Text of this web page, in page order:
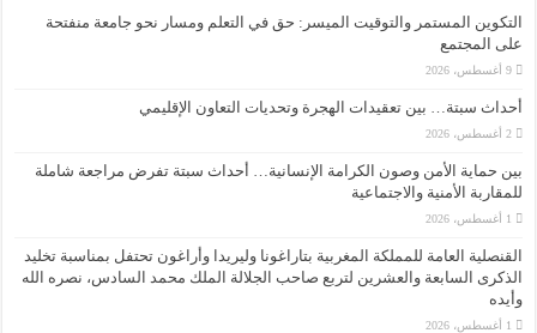
التكوين المستمر والتوقيت الميسر: حق في التعلم ومسار نحو جامعة منفتحة
على المجتمع
9 أغسطس، 2026
أحداث سبتة… بين تعقيدات الهجرة وتحديات التعاون الإقليمي
2 أغسطس، 2026
بين حماية الأمن وصون الكرامة الإنسانية… أحداث سبتة تفرض مراجعة شاملة
للمقاربة الأمنية والاجتماعية
1 أغسطس، 2026
القنصلية العامة للمملكة المغربية بتاراغونا وليريدا وأراغون تحتفل بمناسبة تخليد
الذكرى السابعة والعشرين لتربع صاحب الجلالة الملك محمد السادس، نصره الله
وأيده
1 أغسطس، 2026